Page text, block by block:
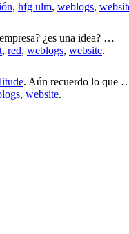
, hfg ulm, weblogs,
¿es una idea? …
, red, weblogs, website.
. Aún recuerdo lo que
, website.